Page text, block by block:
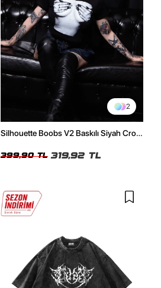
2
Silhouette Boobs V2 Baskılı Siyah Crop
399,90 TL 319,92 TL